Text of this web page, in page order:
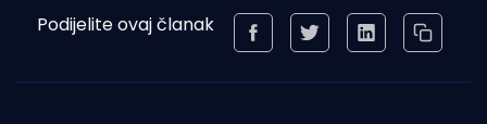
Podijelite ovaj članak